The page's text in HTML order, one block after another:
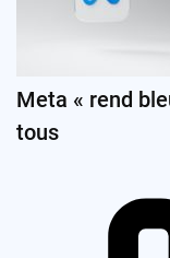
Meta « rend
tous